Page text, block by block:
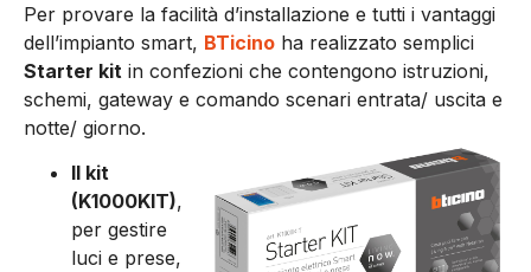
Per provare la facilità d’installazione e tutti i vantaggi
dell’impianto smart, BTicino ha realizzato semplici
Starter kit in confezioni che contengono istruzioni,
schemi, gateway e comando scenari entrata/ uscita e
notte/ giorno.
Il kit
(K1000KIT),
per gestire
luci e prese,